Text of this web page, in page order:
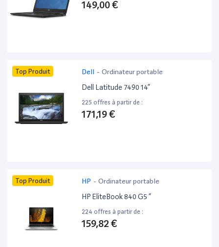
149,00 €
Top Produit Dell - Ordinateur portable
Dell Latitude 7490 14”
225 offres à partir de :
171,19 €
Top Produit HP - Ordinateur portable
HP EliteBook 840 G5 ”
224 offres à partir de :
159,82 €